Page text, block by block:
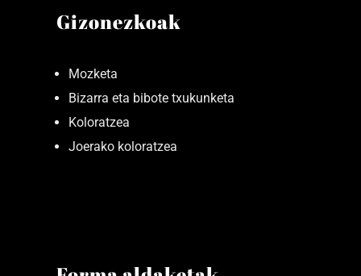
Gizonezkoak
Mozketa
Bizarra eta bibote txukunketa
Koloratzea
Joerako koloratzea